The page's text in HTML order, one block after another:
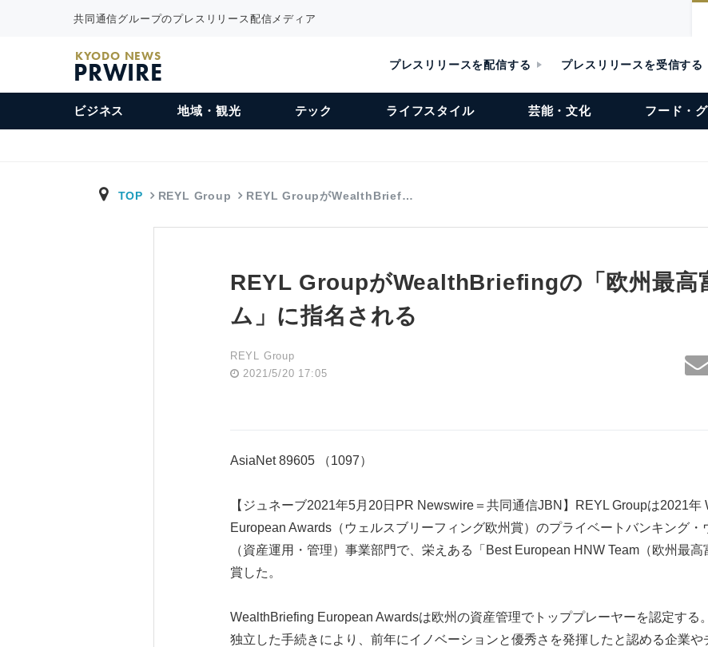
共同通信グループのプレスリリース配信メディア
KYODO NEWS
PRWIRE プレスリリースを配信する プレスリリースを受信する
ビジネス 地域・観光 テック ライフスタイル 芸能・文化 フード・
TOP REYL Group REYL GroupがWealthBrief…
REYL GroupがWealthBriefingの「欧州最高
ム」に指名される
REYL Group
2021/5/20 17:05
AsiaNet 89605 （1097）
【ジュネーブ2021年5月20日PR Newswire＝共同通信JBN】REYL Groupは2021年
European Awards（ウェルスブリーフィング欧州賞）のプライベートバンキング・
（資産運用・管理）事業部門で、栄えある「Best European HNW Team（欧州最
賞した。
WealthBriefing European Awardsは欧州の資産管理でトッププレーヤーを認定する
独立した手続きにより、前年にイノベーションと優秀さを発揮したと認める企業